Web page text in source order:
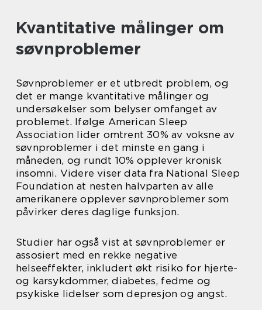
Kvantitative målinger om
søvnproblemer
Søvnproblemer er et utbredt problem, og
det er mange kvantitative målinger og
undersøkelser som belyser omfanget av
problemet. Ifølge American Sleep
Association lider omtrent 30% av voksne av
søvnproblemer i det minste en gang i
måneden, og rundt 10% opplever kronisk
insomni. Videre viser data fra National Sleep
Foundation at nesten halvparten av alle
amerikanere opplever søvnproblemer som
påvirker deres daglige funksjon.
Studier har også vist at søvnproblemer er
assosiert med en rekke negative
helseeffekter, inkludert økt risiko for hjerte-
og karsykdommer, diabetes, fedme og
psykiske lidelser som depresjon og angst.